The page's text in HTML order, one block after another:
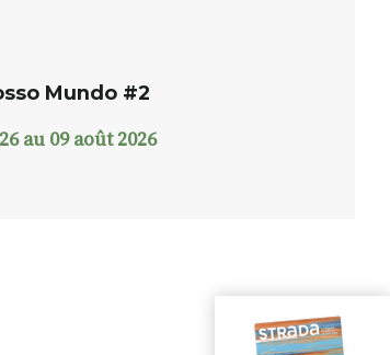
Mundo #2
au 09 août 2026